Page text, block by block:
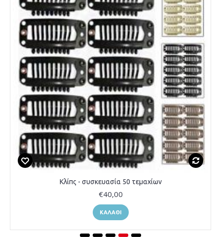
Κλίπς - συσκευασία 50 τεμαχίων
€40,00
ΚΑΛΆΘΙ